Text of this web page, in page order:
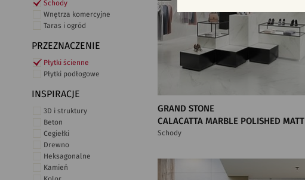
Schody
Wnętrza komercyjne
Taras i ogród
PRZEZNACZENIE
Płytki ścienne
Płytki podłogowe
INSPIRACJE
3D i struktury
Beton
Cegiełki
Drewno
Heksagonalne
Kamień
GRAND STONE
CALACATTA MARBLE POLISHED MATT
Schody